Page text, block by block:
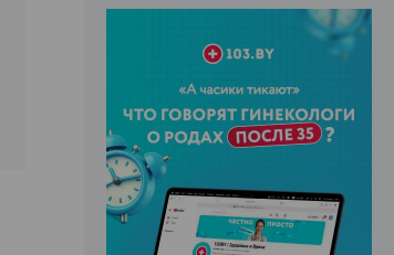
ЭФФЕКТИВНАЯ РЕКЛАМА НА САЙТЕ